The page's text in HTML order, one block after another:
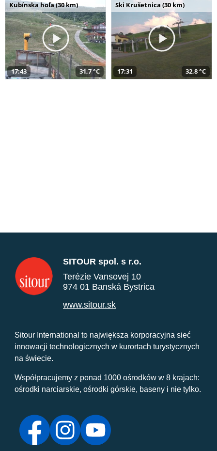
Kubínska hoľa (30 km)
17:43 31,7 °C
Ski Krušetnica (30 km)
17:31 32,8 °C
SITOUR spol. s r.o.
Terézie Vansovej 10
974 01 Banská Bystrica
www.sitour.sk
Sitour International to największa korporacyjna sieć
innowacji technologicznych w kurortach turystycznych
na świecie.
Współpracujemy z ponad 1000 ośrodków w 8 krajach:
ośrodki narciarskie, ośrodki górskie, baseny i nie tylko.